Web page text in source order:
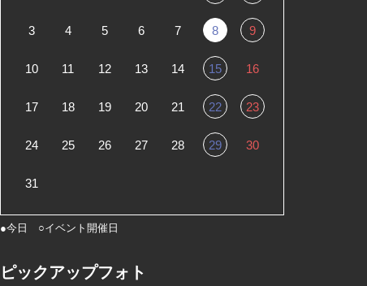
3 4 5 6 7 8 9
10 11 12 13 14 15 16
17 18 19 20 21 22 23
24 25 26 27 28 29 30
31
●今日 ○イベント開催日
ピックアップフォト